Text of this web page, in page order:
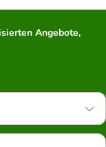
Angebote,